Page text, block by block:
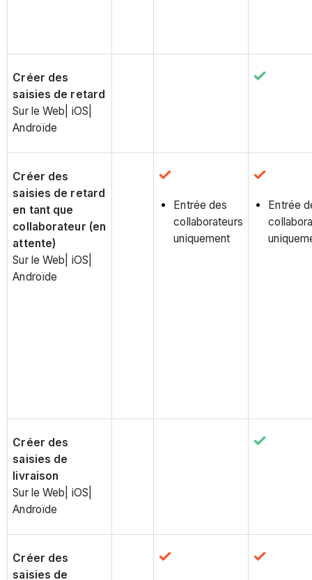
Créer des
saisies de retard
Sur le Web| iOS|
Androïde
Créer des
saisies de retard
en tant que
collaborateur (en
attente)
Sur le Web| iOS|
Androïde
Entrée des
collaborateurs
uniquement
Entrée
Créer des
saisies de
livraison
Sur le Web| iOS|
Androïde
Créer des
saisies de